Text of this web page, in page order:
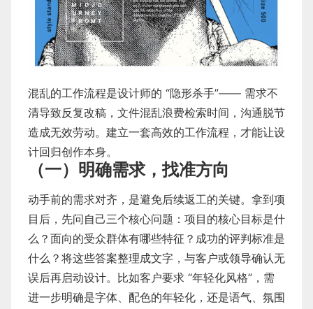
混乱的工作流程是设计师的 “隐形杀手”—— 需求不
清导致反复改稿，文件混乱浪费检索时间，沟通脱节
造成无效劳动。建立一套高效的工作流程，才能让设
计回归创作本身。
（一）明确需求，找准方向
动手前的需求对齐，是避免后续返工的关键。拿到项
目后，先问自己三个核心问题：项目的核心目标是什
么？面向的受众群体有哪些特征？成功的评判标准是
什么？将这些答案整理成文字，与客户或领导确认无
误后再启动设计。比如客户要求 “年轻化风格”，需
进一步明确是字体、配色的年轻化，还是语气、氛围